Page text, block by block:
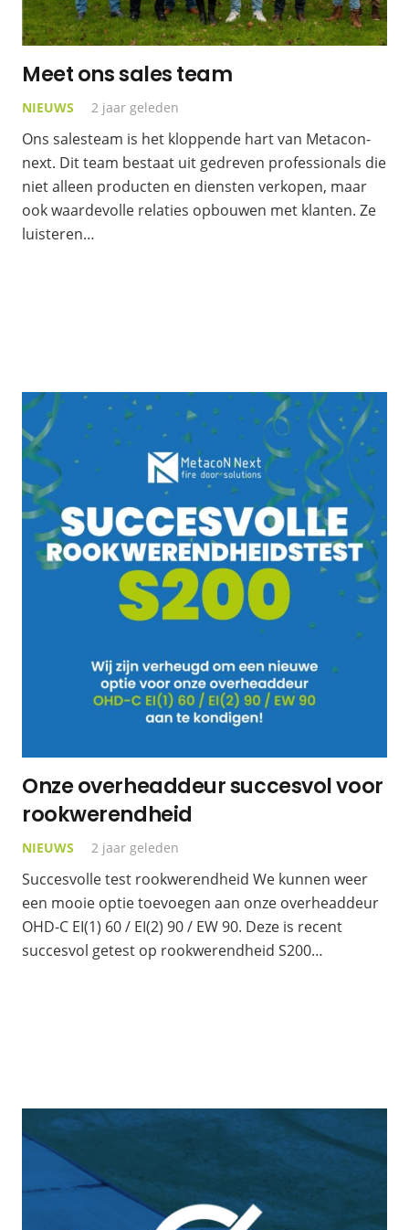
Meet ons sales team
NIEUWS 2 jaar geleden
Ons salesteam is het kloppende hart van Metacon-
next. Dit team bestaat uit gedreven professionals die
niet alleen producten en diensten verkopen, maar
ook waardevolle relaties opbouwen met klanten. Ze
luisteren…
Onze overheaddeur succesvol voor
rookwerendheid
NIEUWS 2 jaar geleden
Succesvolle test rookwerendheid We kunnen weer
een mooie optie toevoegen aan onze overheaddeur
OHD-C EI(1) 60 / EI(2) 90 / EW 90. Deze is recent
succesvol getest op rookwerendheid S200…